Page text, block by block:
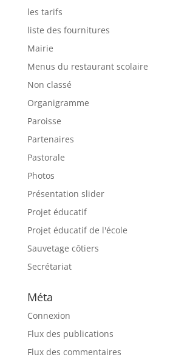
les tarifs
liste des fournitures
Mairie
Menus du restaurant scolaire
Non classé
Organigramme
Paroisse
Partenaires
Pastorale
Photos
Présentation slider
Projet éducatif
Projet éducatif de l'école
Sauvetage côtiers
Secrétariat
Méta
Connexion
Flux des publications
Flux des commentaires